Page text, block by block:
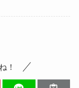
！